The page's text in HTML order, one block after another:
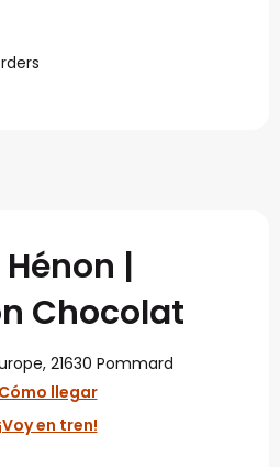
|
Chocolat
21630 Pommard
Cómo llegar
¡Voy en tren!